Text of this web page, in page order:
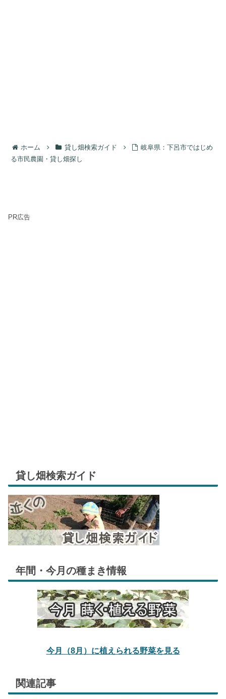
ホーム 貸し畑検索ガイド
岐阜県：下呂市ではじめ
る市民農園・貸し畑探し
PR広告
貸し畑検索ガイド
年間・今月の種まき情報
今月（8月）に植えられる野菜を見る
関連記事